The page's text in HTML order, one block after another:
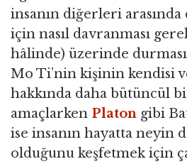
insanın diğerleri arasında
için nasıl davranması
hâlinde) üzerinde
Mo Ti’nin kişinin kendisi
hakkında daha bütüncül
amaçlarken Platon gibi
ise insanın hayatta neyin
olduğunu keşfetmek için